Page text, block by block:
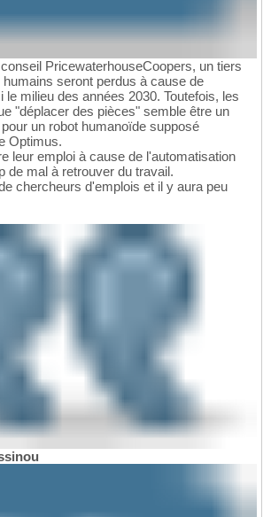
PricewaterhouseCoopers, un tiers
seront perdus à cause de
le milieu des années 2030. Toutefois, les
"déplacer des pièces" semble être un
un robot humanoïde supposé
Optimus.
leur emploi à cause de l'automatisation
de mal à retrouver du travail.
chercheurs d'emplois et il y aura peu